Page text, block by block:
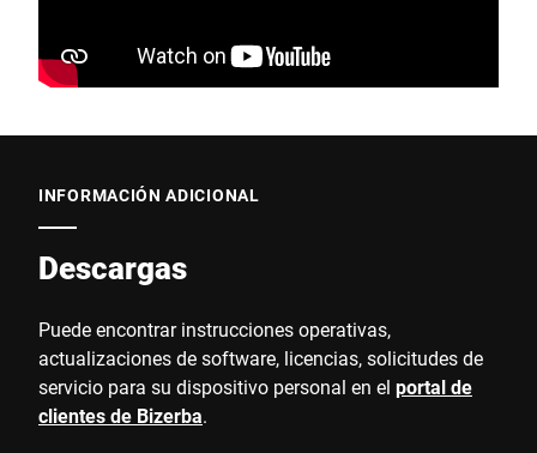
INFORMACIÓN ADICIONAL
Descargas
Puede encontrar instrucciones operativas,
actualizaciones de software, licencias, solicitudes de
servicio para su dispositivo personal en el portal de
clientes de Bizerba.